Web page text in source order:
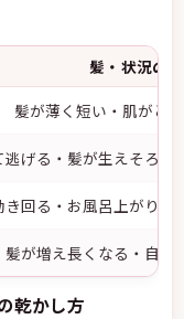
髪・状況の
髪が薄く短い・肌がと
逃げる・髪が生えそろう
き回る・お風呂上がりに
髪が増え長くなる・自分
乾かし方